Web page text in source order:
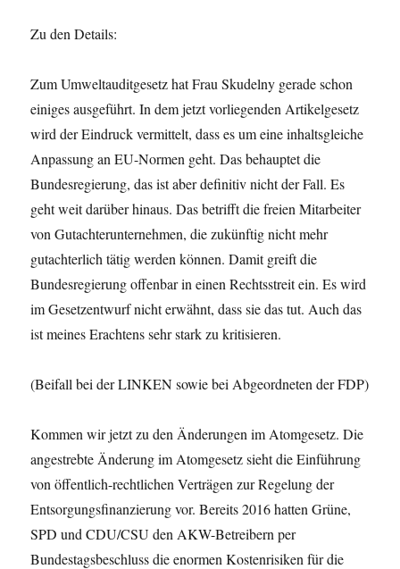
Zu den Details:
Zum Umweltauditgesetz hat Frau Skudelny gerade schon
einiges ausgeführt. In dem jetzt vorliegenden Artikelgesetz
wird der Eindruck vermittelt, dass es um eine inhaltsgleiche
Anpassung an EU-Normen geht. Das behauptet die
Bundesregierung, das ist aber definitiv nicht der Fall. Es
geht weit darüber hinaus. Das betrifft die freien Mitarbeiter
von Gutachterunternehmen, die zukünftig nicht mehr
gutachterlich tätig werden können. Damit greift die
Bundesregierung offenbar in einen Rechtsstreit ein. Es wird
im Gesetzentwurf nicht erwähnt, dass sie das tut. Auch das
ist meines Erachtens sehr stark zu kritisieren.
(Beifall bei der LINKEN sowie bei Abgeordneten der FDP)
Kommen wir jetzt zu den Änderungen im Atomgesetz. Die
angestrebte Änderung im Atomgesetz sieht die Einführung
von öffentlich-rechtlichen Verträgen zur Regelung der
Entsorgungsfinanzierung vor. Bereits 2016 hatten Grüne,
SPD und CDU/CSU den AKW-Betreibern per
Bundestagsbeschluss die enormen Kostenrisiken für die